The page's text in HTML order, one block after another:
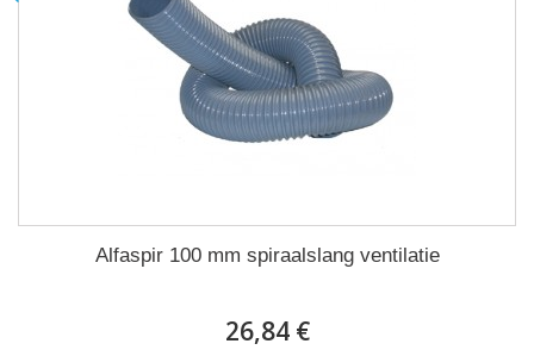
Alfaspir 100 mm spiraalslang ventilatie
26,84 €